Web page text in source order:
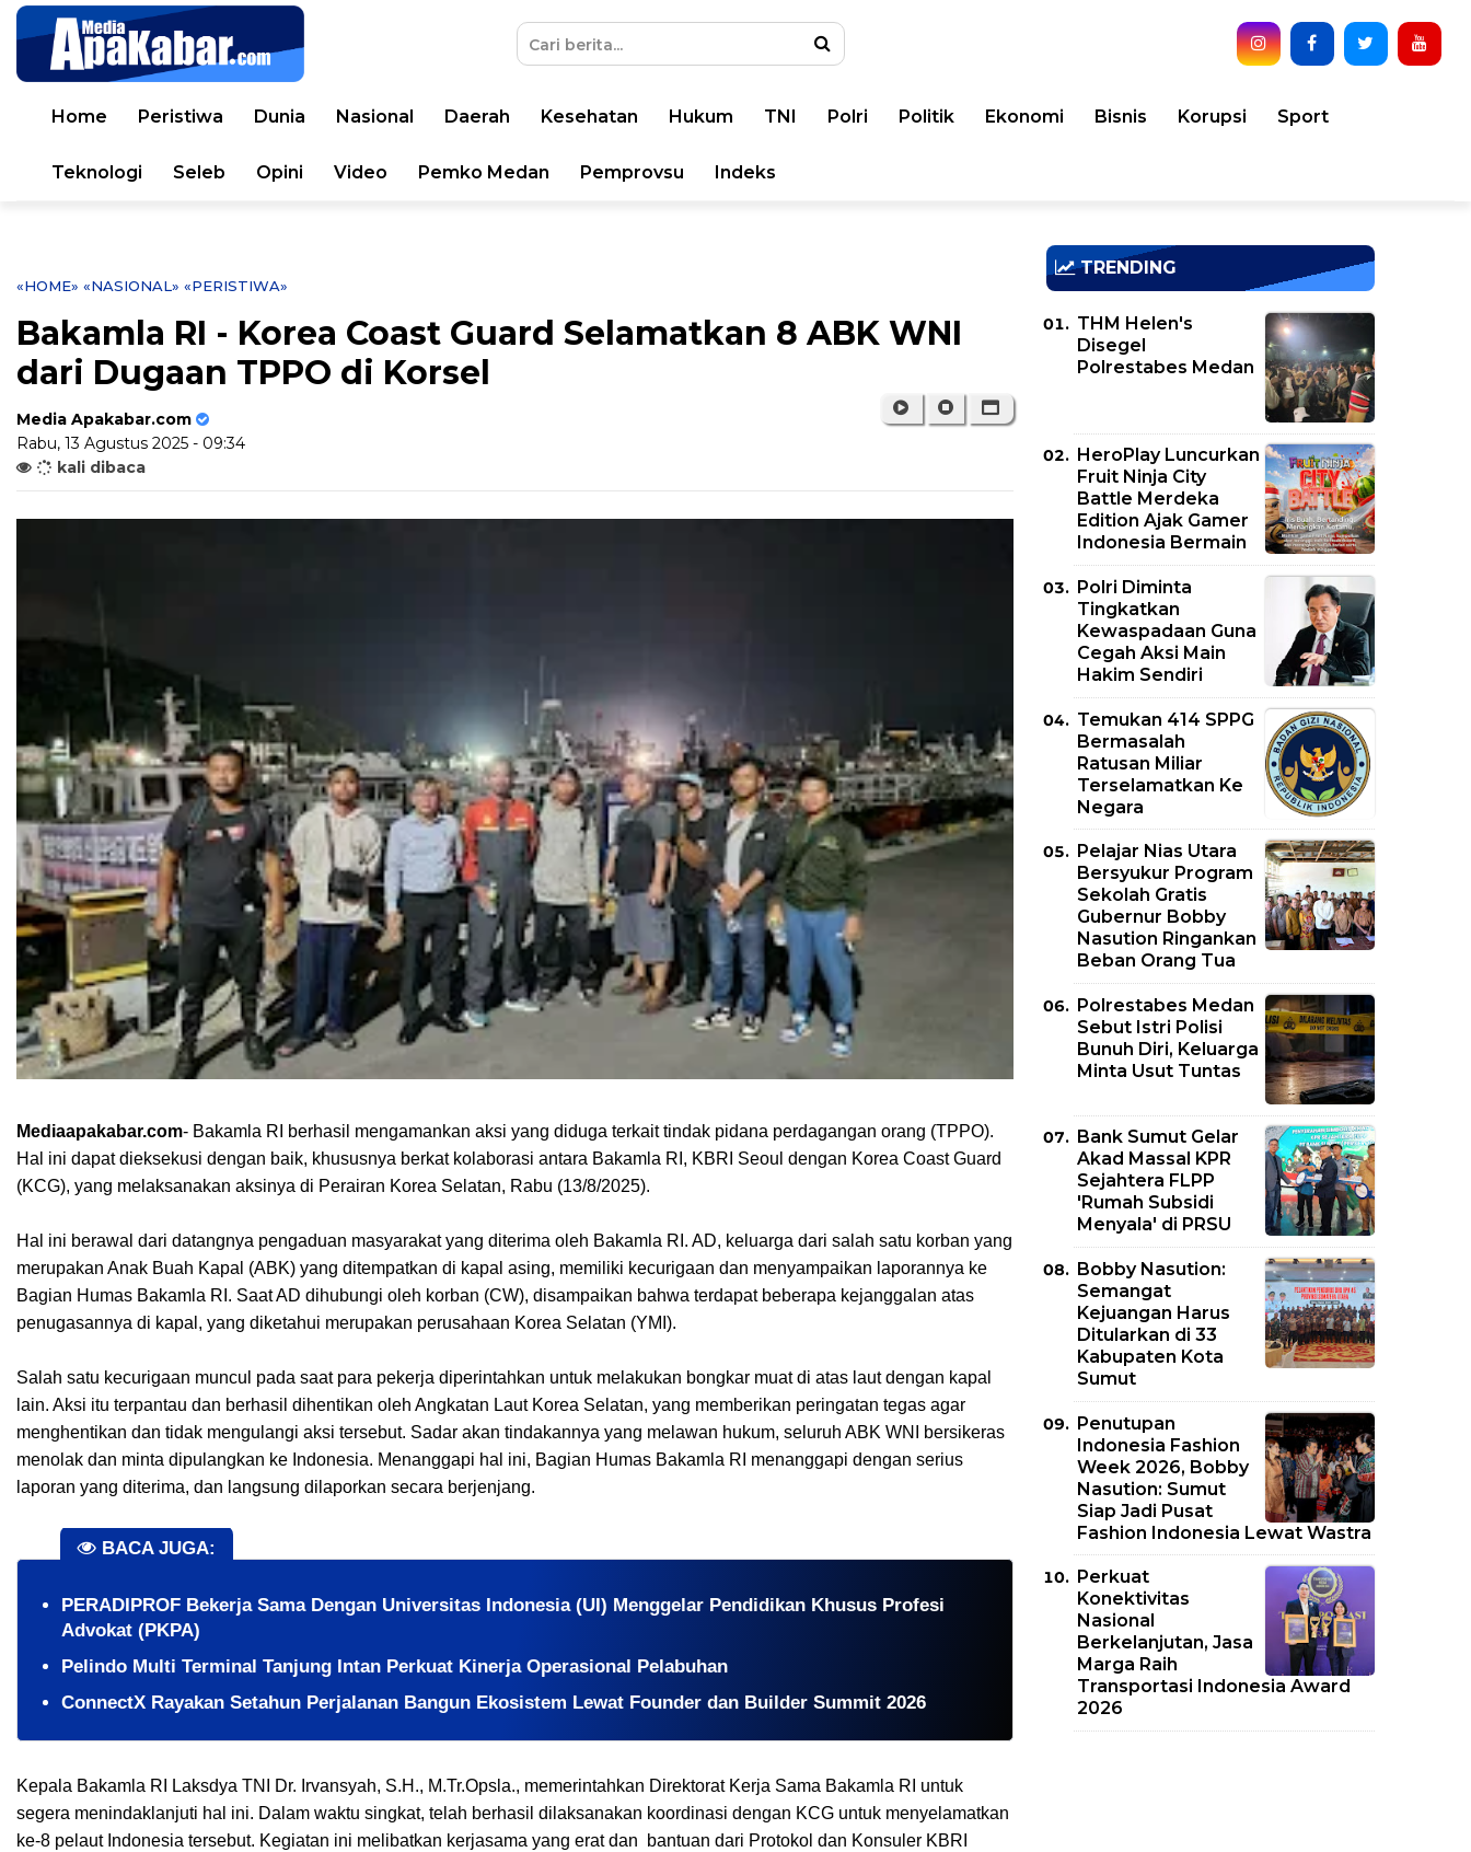
Home Peristiwa Dunia Nasional Daerah Kesehatan Hukum TNI Polri Politik Ekonomi Bisnis Korupsi Sport
Teknologi Seleb Opini Video Pemko Medan Pemprovsu Indeks
«HOME» «NASIONAL» «PERISTIWA»
Bakamla RI - Korea Coast Guard Selamatkan 8 ABK WNI
dari Dugaan TPPO di Korsel
Media Apakabar.com
Rabu, 13 Agustus 2025 - 09:34
kali dibaca
Mediaapakabar.com- Bakamla RI berhasil mengamankan aksi yang diduga terkait tindak pidana perdagangan orang (TPPO).
Hal ini dapat dieksekusi dengan baik, khususnya berkat kolaborasi antara Bakamla RI, KBRI Seoul dengan Korea Coast Guard
(KCG), yang melaksanakan aksinya di Perairan Korea Selatan, Rabu (13/8/2025).
Hal ini berawal dari datangnya pengaduan masyarakat yang diterima oleh Bakamla RI. AD, keluarga dari salah satu korban yang
merupakan Anak Buah Kapal (ABK) yang ditempatkan di kapal asing, memiliki kecurigaan dan menyampaikan laporannya ke
Bagian Humas Bakamla RI. Saat AD dihubungi oleh korban (CW), disampaikan bahwa terdapat beberapa kejanggalan atas
penugasannya di kapal, yang diketahui merupakan perusahaan Korea Selatan (YMI).
Salah satu kecurigaan muncul pada saat para pekerja diperintahkan untuk melakukan bongkar muat di atas laut dengan kapal
lain. Aksi itu terpantau dan berhasil dihentikan oleh Angkatan Laut Korea Selatan, yang memberikan peringatan tegas agar
menghentikan dan tidak mengulangi aksi tersebut. Sadar akan tindakannya yang melawan hukum, seluruh ABK WNI bersikeras
menolak dan minta dipulangkan ke Indonesia. Menanggapi hal ini, Bagian Humas Bakamla RI menanggapi dengan serius
laporan yang diterima, dan langsung dilaporkan secara berjenjang.
BACA JUGA:
PERADIPROF Bekerja Sama Dengan Universitas Indonesia (UI) Menggelar Pendidikan Khusus Profesi
Advokat (PKPA)
Pelindo Multi Terminal Tanjung Intan Perkuat Kinerja Operasional Pelabuhan
ConnectX Rayakan Setahun Perjalanan Bangun Ekosistem Lewat Founder dan Builder Summit 2026
Kepala Bakamla RI Laksdya TNI Dr. Irvansyah, S.H., M.Tr.Opsla., memerintahkan Direktorat Kerja Sama Bakamla RI untuk
segera menindaklanjuti hal ini. Dalam waktu singkat, telah berhasil dilaksanakan koordinasi dengan KCG untuk menyelamatkan
ke-8 pelaut Indonesia tersebut. Kegiatan ini melibatkan kerjasama yang erat dan bantuan dari Protokol dan Konsuler KBRI
TRENDING
THM Helen's
Disegel
Polrestabes Medan
HeroPlay Luncurkan
Fruit Ninja City
Battle Merdeka
Edition Ajak Gamer
Indonesia Bermain
Polri Diminta
Tingkatkan
Kewaspadaan Guna
Cegah Aksi Main
Hakim Sendiri
Temukan 414 SPPG
Bermasalah
Ratusan Miliar
Terselamatkan Ke
Negara
Pelajar Nias Utara
Bersyukur Program
Sekolah Gratis
Gubernur Bobby
Nasution Ringankan
Beban Orang Tua
Polrestabes Medan
Sebut Istri Polisi
Bunuh Diri, Keluarga
Minta Usut Tuntas
Bank Sumut Gelar
Akad Massal KPR
Sejahtera FLPP
'Rumah Subsidi
Menyala' di PRSU
Bobby Nasution:
Semangat
Kejuangan Harus
Ditularkan di 33
Kabupaten Kota
Sumut
Penutupan
Indonesia Fashion
Week 2026, Bobby
Nasution: Sumut
Siap Jadi Pusat
Fashion Indonesia Lewat Wastra
Perkuat
Konektivitas
Nasional
Berkelanjutan, Jasa
Marga Raih
Transportasi Indonesia Award
2026